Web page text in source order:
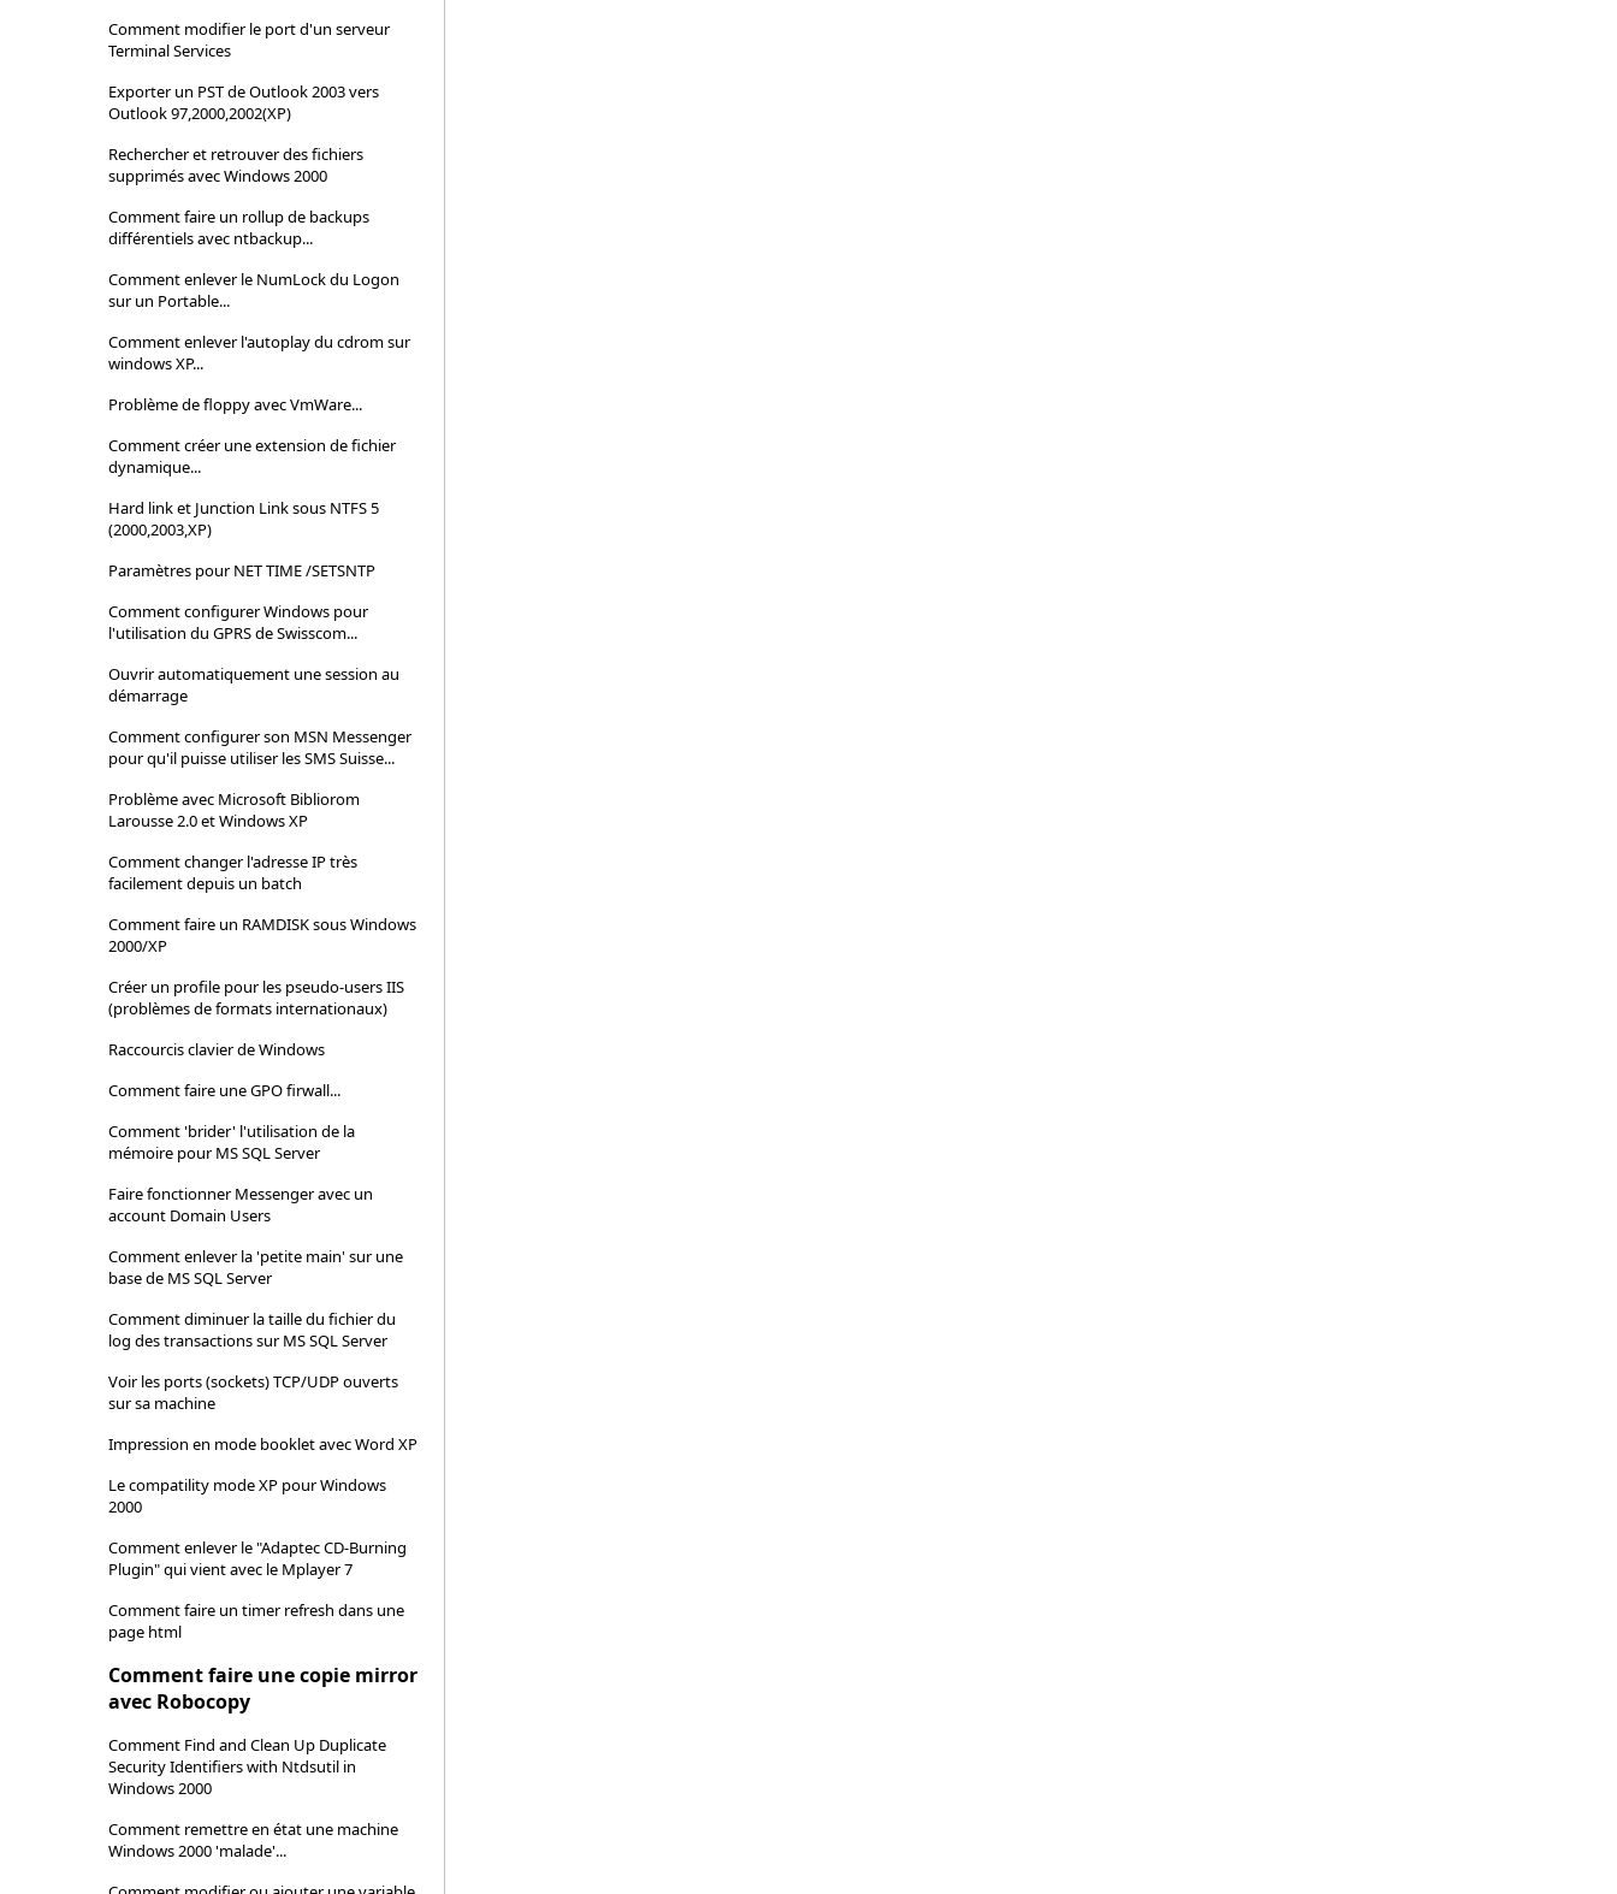
Comment modifier le port d'un serveur
Terminal Services
Exporter un PST de Outlook 2003 vers
Outlook 97,2000,2002(XP)
Rechercher et retrouver des fichiers
supprimés avec Windows 2000
Comment faire un rollup de backups
différentiels avec ntbackup...
Comment enlever le NumLock du Logon
sur un Portable...
Comment enlever l'autoplay du cdrom sur
windows XP...
Problème de floppy avec VmWare...
Comment créer une extension de fichier
dynamique...
Hard link et Junction Link sous NTFS 5
(2000,2003,XP)
Paramètres pour NET TIME /SETSNTP
Comment configurer Windows pour
l'utilisation du GPRS de Swisscom...
Ouvrir automatiquement une session au
démarrage
Comment configurer son MSN Messenger
pour qu'il puisse utiliser les SMS Suisse...
Problème avec Microsoft Bibliorom
Larousse 2.0 et Windows XP
Comment changer l'adresse IP très
facilement depuis un batch
Comment faire un RAMDISK sous Windows
2000/XP
Créer un profile pour les pseudo-users IIS
(problèmes de formats internationaux)
Raccourcis clavier de Windows
Comment faire une GPO firwall...
Comment 'brider' l'utilisation de la
mémoire pour MS SQL Server
Faire fonctionner Messenger avec un
account Domain Users
Comment enlever la 'petite main' sur une
base de MS SQL Server
Comment diminuer la taille du fichier du
log des transactions sur MS SQL Server
Voir les ports (sockets) TCP/UDP ouverts
sur sa machine
Impression en mode booklet avec Word XP
Le compatility mode XP pour Windows
2000
Comment enlever le "Adaptec CD-Burning
Plugin" qui vient avec le Mplayer 7
Comment faire un timer refresh dans une
page html
Comment faire une copie mirror
avec Robocopy
Comment Find and Clean Up Duplicate
Security Identifiers with Ntdsutil in
Windows 2000
Comment remettre en état une machine
Windows 2000 'malade'...